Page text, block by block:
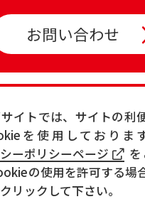
イトでは、サイトの利
を使用しておりま
ーポリシーページ
の使用を許可する場
リックして下さい。
お問い合わせ
店舗一覧
せ
おすすめ
最新情報